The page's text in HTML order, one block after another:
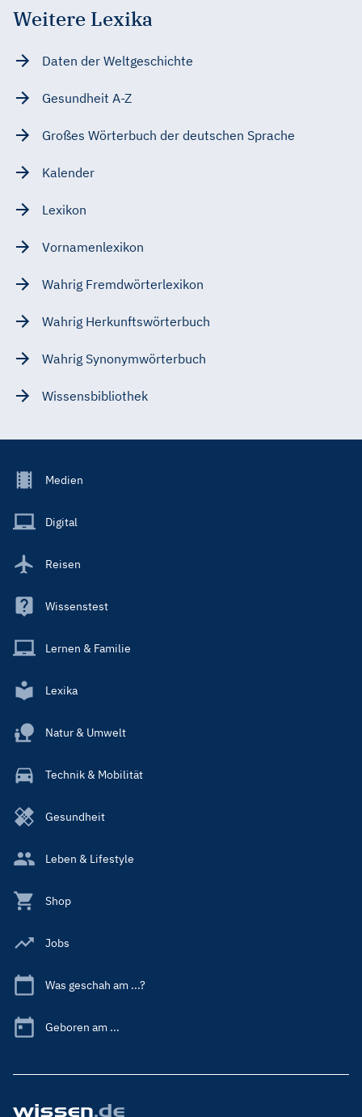
Weitere Lexika
Daten der Weltgeschichte
Gesundheit A-Z
Großes Wörterbuch der deutschen Sprache
Kalender
Lexikon
Vornamenlexikon
Wahrig Fremdwörterlexikon
Wahrig Herkunftswörterbuch
Wahrig Synonymwörterbuch
Wissensbibliothek
Footer
Main
Medien
Digital
Reisen
Wissenstest
Lernen & Familie
Lexika
Natur & Umwelt
Technik & Mobilität
Gesundheit
Leben & Lifestyle
Shop
Jobs
Was geschah am ...?
Geboren am ...